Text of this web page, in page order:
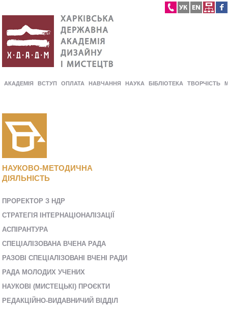
АКАДЕМІЯ ВСТУП ОПЛАТА НАВЧАННЯ НАУКА БІБЛІОТЕКА ТВОРЧІСТЬ
НАУКОВО-МЕТОДИЧНА
ДІЯЛЬНІСТЬ
ПРОРЕКТОР З НДР
СТРАТЕГІЯ ІНТЕРНАЦІОНАЛІЗАЦІЇ
AСПІРАНТУРА
СПЕЦІАЛІЗОВАНА ВЧЕНА РАДА
РАЗОВІ СПЕЦІАЛІЗОВАНІ ВЧЕНІ РАДИ
РАДА МОЛОДИХ УЧЕНИХ
НАУКОВІ (МИСТЕЦЬКІ) ПРОЄКТИ
РЕДАКЦІЙНО-ВИДАВНИЧИЙ ВІДДІЛ